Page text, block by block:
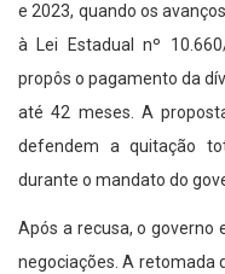
e 2023, quando os
à Lei Estadual nº
propôs o pagamento da
até 42 meses. A
defendem a quitação
durante o mandato do
Após a recusa, o governo
negociações. A retomada